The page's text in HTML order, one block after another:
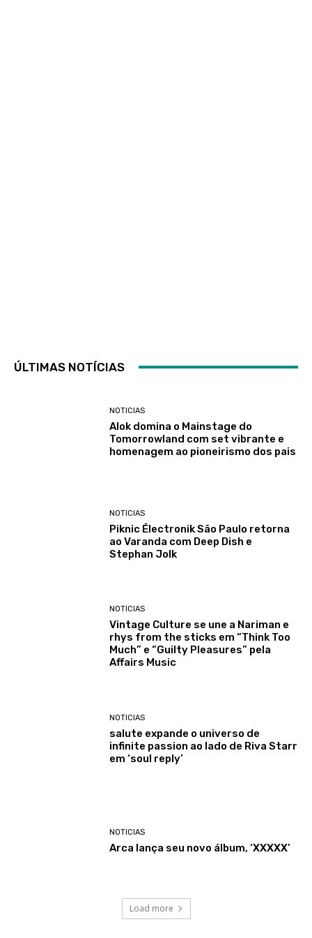
ÚLTIMAS NOTÍCIAS
NOTICIAS
Alok domina o Mainstage do
Tomorrowland com set vibrante e
homenagem ao pioneirismo dos pais
NOTICIAS
Piknic Électronik São Paulo retorna
ao Varanda com Deep Dish e
Stephan Jolk
NOTICIAS
Vintage Culture se une a Nariman e
rhys from the sticks em “Think Too
Much” e “Guilty Pleasures” pela
Affairs Music
NOTICIAS
salute expande o universo de
infinite passion ao lado de Riva Starr
em ‘soul reply’
NOTICIAS
Arca lança seu novo álbum, ‘XXXXX’
Load more